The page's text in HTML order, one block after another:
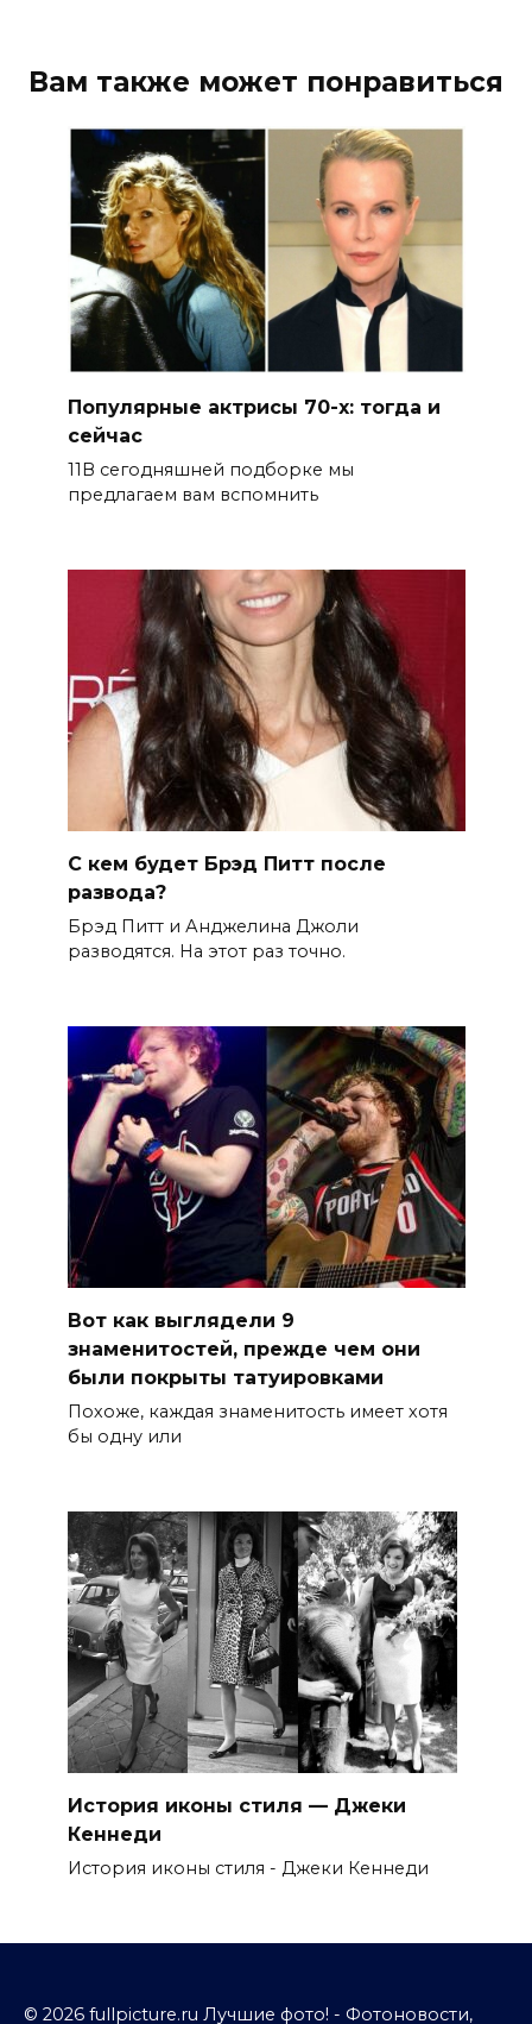
Вам также может понравиться
Популярные актрисы 70-х: тогда и
сейчас
11В сегодняшней подборке мы
предлагаем вам вспомнить
С кем будет Брэд Питт после
развода?
Брэд Питт и Анджелина Джоли
разводятся. На этот раз точно.
Вот как выглядели 9
знаменитостей, прежде чем они
были покрыты татуировками
Похоже, каждая знаменитость имеет хотя
бы одну или
История иконы стиля — Джеки
Кеннеди
История иконы стиля - Джеки Кеннеди
© 2026 fullpicture.ru Лучшие фото! - Фотоновости,